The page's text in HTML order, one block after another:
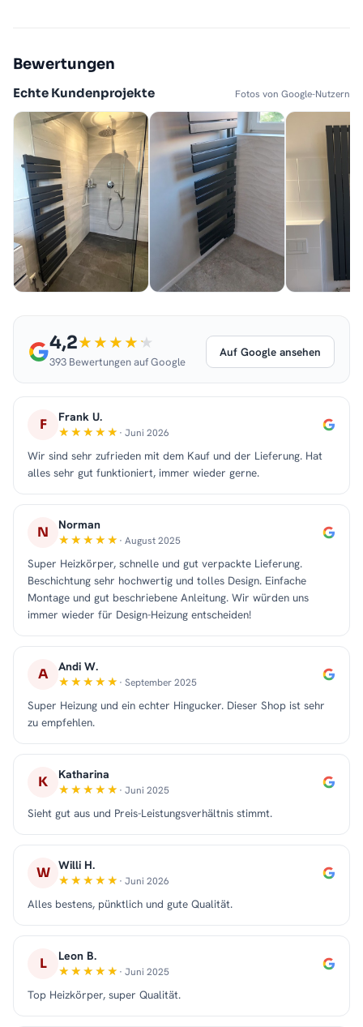
Bewertungen
Echte Kundenprojekte Fotos von Google-Nutzern
4,2
393 Bewertungen auf Google
Auf Google ansehen
F Frank U.
· Juni 2026
Wir sind sehr zufrieden mit dem Kauf und der Lieferung. Hat
alles sehr gut funktioniert, immer wieder gerne.
N Norman
· August 2025
Super Heizkörper, schnelle und gut verpackte Lieferung.
Beschichtung sehr hochwertig und tolles Design. Einfache
Montage und gut beschriebene Anleitung. Wir würden uns
immer wieder für Design-Heizung entscheiden!
A Andi W.
· September 2025
Super Heizung und ein echter Hingucker. Dieser Shop ist sehr
zu empfehlen.
K Katharina
· Juni 2025
Sieht gut aus und Preis-Leistungsverhältnis stimmt.
W Willi H.
· Juni 2026
Alles bestens, pünktlich und gute Qualität.
L Leon B.
· Juni 2025
Top Heizkörper, super Qualität.